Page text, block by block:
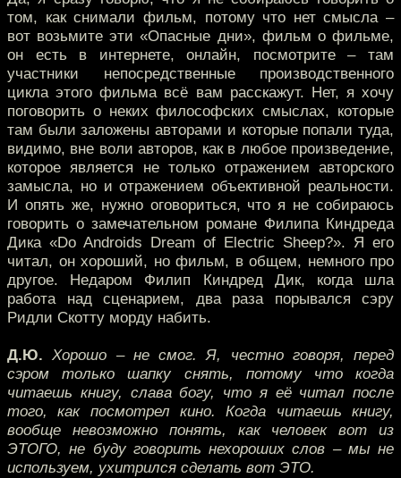
том, как снимали фильм, потому что нет смысла –
вот возьмите эти «Опасные дни», фильм о фильме,
он есть в интернете, онлайн, посмотрите – там
участники непосредственные производственного
цикла этого фильма всё вам расскажут. Нет, я хочу
поговорить о неких философских смыслах, которые
там были заложены авторами и которые попали туда,
видимо, вне воли авторов, как в любое произведение,
которое является не только отражением авторского
замысла, но и отражением объективной реальности.
И опять же, нужно оговориться, что я не собираюсь
говорить о замечательном романе Филипа Киндреда
Дика «Do Androids Dream of Electric Sheep?». Я его
читал, он хороший, но фильм, в общем, немного про
другое. Недаром Филип Киндред Дик, когда шла
работа над сценарием, два раза порывался сэру
Ридли Скотту морду набить.
Д.Ю. Хорошо – не смог. Я, честно говоря, перед
сэром только шапку снять, потому что когда
читаешь книгу, слава богу, что я её читал после
того, как посмотрел кино. Когда читаешь книгу,
вообще невозможно понять, как человек вот из
ЭТОГО, не буду говорить нехороших слов – мы не
используем, ухитрился сделать вот ЭТО.